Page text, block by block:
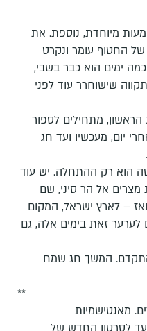
מיוחדת, נוספת. את
החטוף עומר ונקרט
ימים הוא כבר בשבי,
שישוחרר עוד לפני
מתחילים לספור
ימים, יום אחרי יום, מעכשיו ועד חג
הוא רק ההתחלה. יש עוד
מצרים אל הר סיני, שם
– לארץ ישראל, המקום
לערער זאת בימים אלה, גם
המשך חג שמח
**
מאנטישמיות